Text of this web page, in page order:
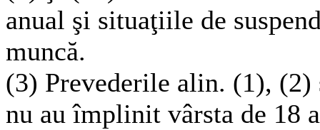
anual şi situaţiile de
muncă.
(3) Prevederile alin. (1),
nu au împlinit vârsta de 18